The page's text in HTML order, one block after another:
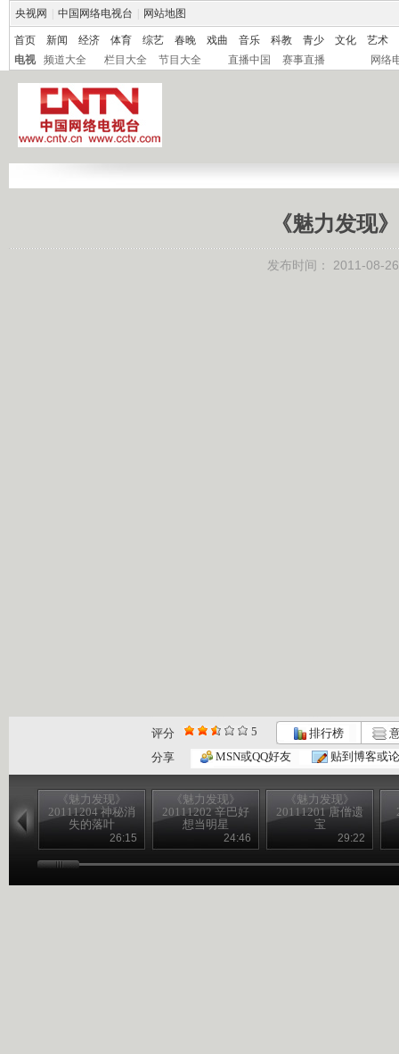
央视网 中国网络电视台 网站地图
首页 新闻 经济 体育 综艺 春晚 戏曲 音乐 科教 青少 文化
艺术
电视
频道大全 栏目大全 节目大全 直播中国 赛事直播 网络
《魅力发现
发布时间： 2011-08-
评分 5 排行榜
分享
MSN或QQ好友 贴到博客或
《魅力发现》
20111204 神秘消
失的落叶
26:15
《魅力发现》
20111202 辛巴好
想当明星
24:46
《魅力发现》
20111201 唐僧遗
宝
29:22